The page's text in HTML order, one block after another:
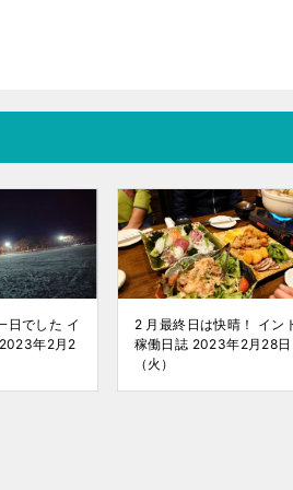
日でした イ
年2月2
2 月最終日は快晴！ イン
稼働日誌 2023年2月28日
（火）